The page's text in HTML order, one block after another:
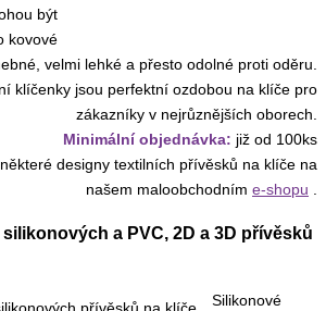
být
kovové
velmi lehké a přesto odolné proti oděru.
klíčenky jsou perfektní ozdobou na klíče pro
zákazníky v nejrůznějších oborech.
Minimální objednávka: již od 100ks
designy textilních přívěsků na klíče na
našem maloobchodním e-shopu .
a PVC, 2D a 3D přívěsků
Silikonové